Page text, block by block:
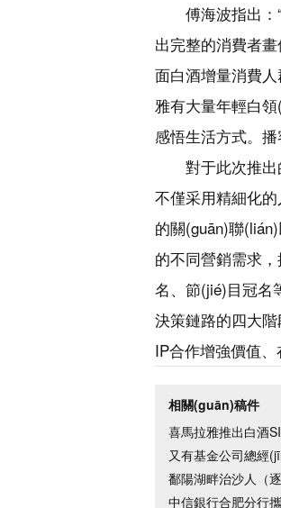
傅海波指出
出完整的消費者
面白酒增量消費
雅有大量年輕白
感悟生活方式。
對于此次推
不僅采用精細化
的關(guān)聯
的不同營銷需求
名、節(jié)目冠名
決策鏈路的四大
IP合作增強價值、
相關(guān)稿件
喜馬拉雅推出白酒
又有基金公司總經
鄱陽湖畔治沙人（
中信銀行合肥分行